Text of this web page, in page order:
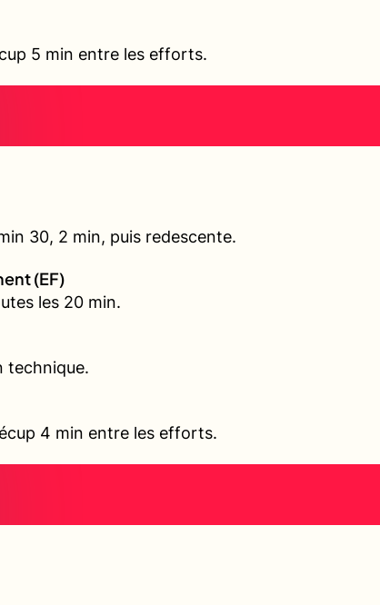
5 min entre les efforts.
30, 2 min, puis redescente.
(EF)
les 20 min.
technique.
4 min entre les efforts.